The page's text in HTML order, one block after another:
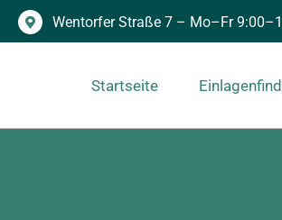
Wentorfer Straße 7 – Mo–Fr
Startseite